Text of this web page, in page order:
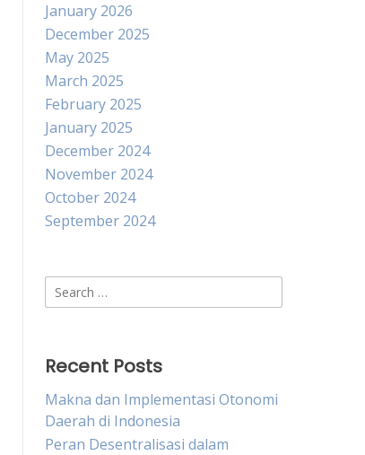
January 2026
December 2025
May 2025
March 2025
February 2025
January 2025
December 2024
November 2024
October 2024
September 2024
Search
for:
Recent Posts
Makna dan Implementasi Otonomi
Daerah di Indonesia
Peran Desentralisasi dalam